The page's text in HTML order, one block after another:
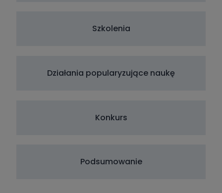
Szkolenia
Działania popularyzujące naukę
Konkurs
Podsumowanie